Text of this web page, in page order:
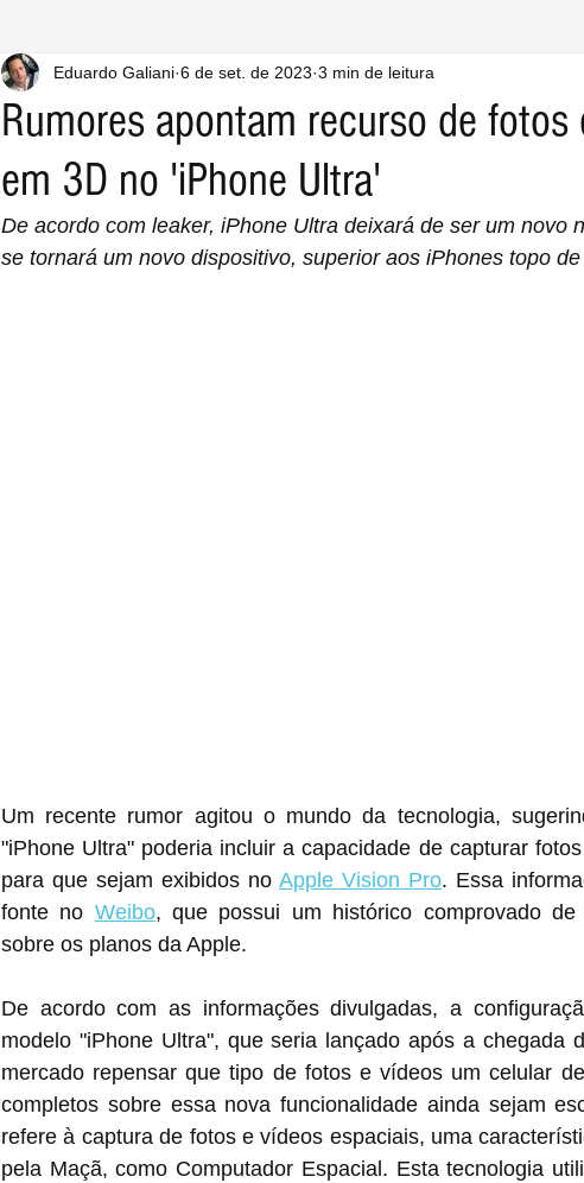
Rumores apontam recurso de
em 3D no 'iPhone Ultra'
Eduardo Galiani 6 de set. de 2023 3 min de leitura
De acordo com leaker, iPhone Ultra deixará de ser um novo
se tornará um novo dispositivo, superior aos iPhones topo
Um recente rumor agitou o mundo da tecnologia,
"iPhone Ultra" poderia incluir a capacidade de capturar
para que sejam exibidos no Apple Vision Pro. Essa
fonte no Weibo, que possui um histórico comprovado de
sobre os planos da Apple.
De acordo com as informações divulgadas, a
modelo "iPhone Ultra", que seria lançado após a chegada
mercado repensar que tipo de fotos e vídeos um celular
completos sobre essa nova funcionalidade ainda sejam
refere à captura de fotos e vídeos espaciais, uma
pela Maçã, como Computador Espacial. Esta tecnologia